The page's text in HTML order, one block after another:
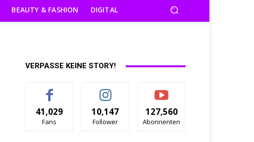
BEAUTY & FASHION DIGITAL
VERPASSE KEINE STORY!
41,029
Fans
10,147
Follower
127,560
Abonnenten